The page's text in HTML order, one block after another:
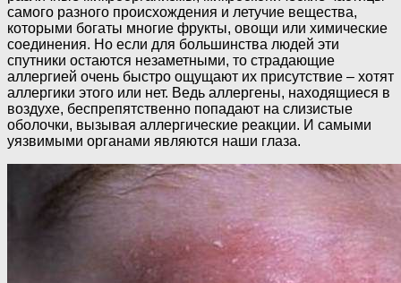
самого разного происхождения и летучие вещества,
которыми богаты многие фрукты, овощи или химические
соединения. Но если для большинства людей эти
спутники остаются незаметными, то страдающие
аллергией очень быстро ощущают их присутствие – хотят
аллергики этого или нет. Ведь аллергены, находящиеся в
воздухе, беспрепятственно попадают на слизистые
оболочки, вызывая аллергические реакции. И самыми
уязвимыми органами являются наши глаза.